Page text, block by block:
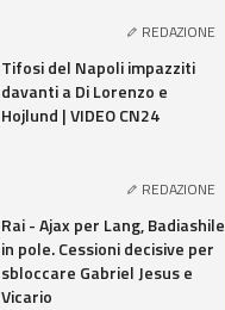
REDAZIONE
Tifosi del Napoli impazziti
davanti a Di Lorenzo e
Hojlund | VIDEO CN24
REDAZIONE
Rai - Ajax per Lang, Badiashile
in pole. Cessioni decisive per
sbloccare Gabriel Jesus e
Vicario